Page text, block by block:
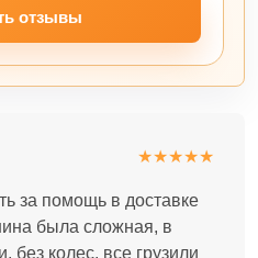
отзывы
★★★★★
за помощь в доставке
была сложная, в
без колес, все грузили